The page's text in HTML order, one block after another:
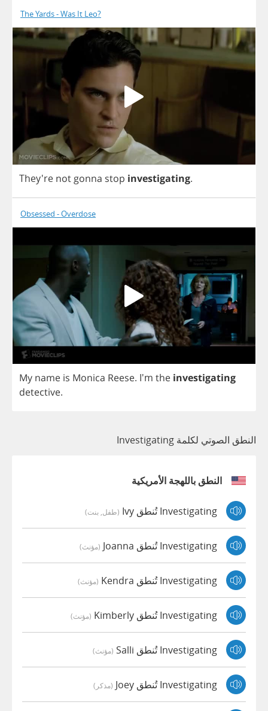
The Yards - Was It Leo?
They're not gonna stop investigating.
Obsessed - Overdose
My name is Monica Reese. I'm the investigating
detective.
النطق الصوتي لكلمة Investigating
النطق باللهجة الأمريكية
Investigating تُنطق Ivy (طفل, بنت)
Investigating تُنطق Joanna (مؤنث)
Investigating تُنطق Kendra (مؤنث)
Investigating تُنطق Kimberly (مؤنث)
Investigating تُنطق Salli (مؤنث)
Investigating تُنطق Joey (مذكر)